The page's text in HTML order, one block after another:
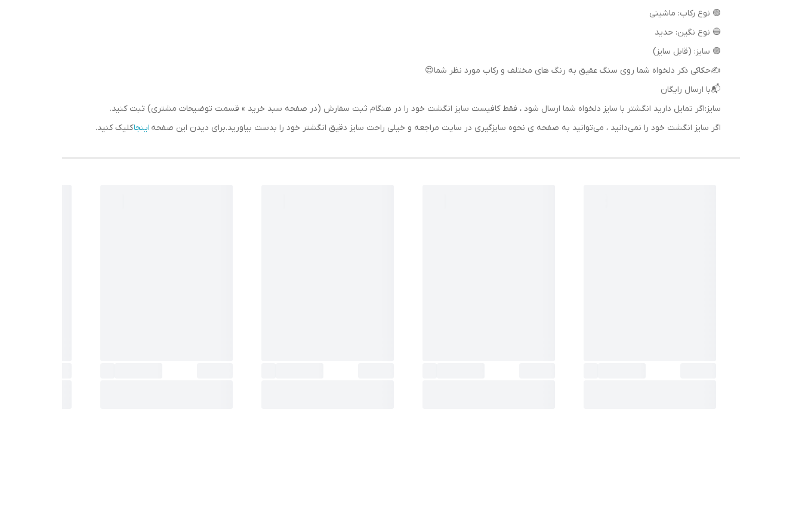
🟢 نوع رکاب: ماشینی
🔵 نوع نگین: حدید
🟣 سایز: (قابل سایز)
✍حکاکی ذکر دلخواه شما روی سنگ عقیق به رنگ های مختلف و رکاب مورد نظر شما😍
📬با ارسال رایگان
سایز:اگر تمایل دارید انگشتر با سایز دلخواه شما ارسال شود ، فقط کافیست سایز انگشت خود را در هنگام ثبت سفارش (در صفحه سبد خرید » قسمت توضیحات مشتری) ثبت کنید.
اگر سایز انگشت خود را نمی‌دانید ، می‌توانید به صفحه ی نحوه سایزگیری در سایت مراجعه و خیلی راحت سایز دقیق انگشتر خود را بدست بیاورید.برای دیدن این صفحه اینجاکلیک کنید.